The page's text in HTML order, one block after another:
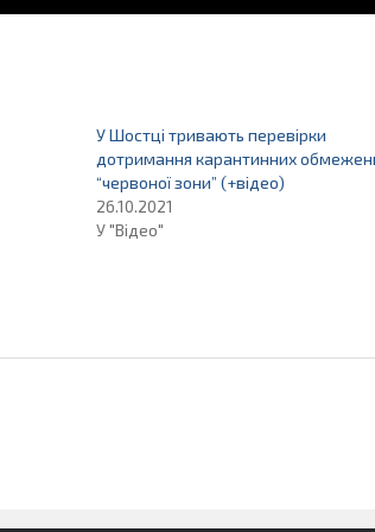
У Шостці тривають перевірки
дотримання карантинних
“червоної зони” (+відео)
26.10.2021
У "Відео"